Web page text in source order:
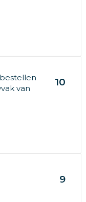
van
10
9